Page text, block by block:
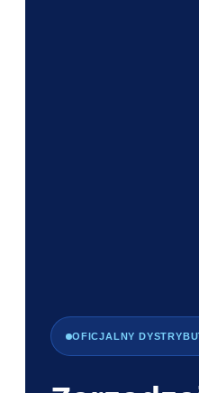
OFICJALNY